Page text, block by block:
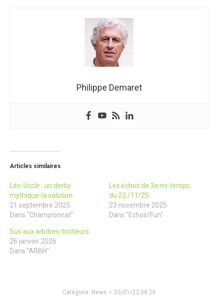
Philippe Demaret
Articles similaires
Léo-Uccle : un derby
mythique-la solution
21 septembre 2025
Dans "Championnat"
Les échos de 3e mi-temps
du 23 /11/25
23 novembre 2025
Dans "Echos/Fun"
Sus aux arbitres-tricheurs
26 janvier 2026
Dans "ARBH"
Catégorie News 20/01/22 08:26